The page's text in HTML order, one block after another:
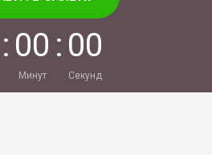
: 00
Минут
: 00
Секунд